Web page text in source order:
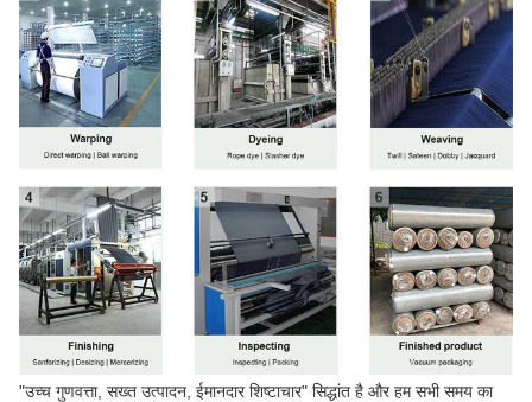
"उच्च गुणवत्ता, सख्त उत्पादन, ईमानदार शिष्टाचार" सिद्धांत है और हम सभी समय का